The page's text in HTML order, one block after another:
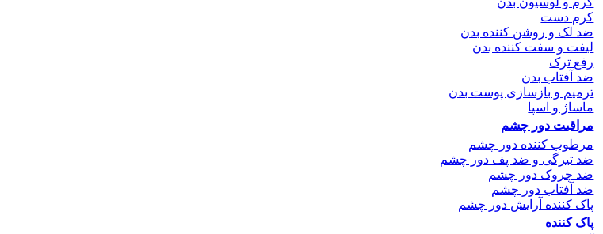
کرم دست
ضد لک و روشن کننده بدن
لیفت و سفت کننده بدن
رفع ترک
ضد آفتاب بدن
ترمیم و بازسازی پوست بدن
ماساژ و اسپا
مراقبت دور چشم
مرطوب کننده دور چشم
ضد تیرگی و ضد پف دور چشم
ضد چروک دور چشم
ضد آفتاب دور چشم
پاک کننده آرایش دور چشم
پاک کننده